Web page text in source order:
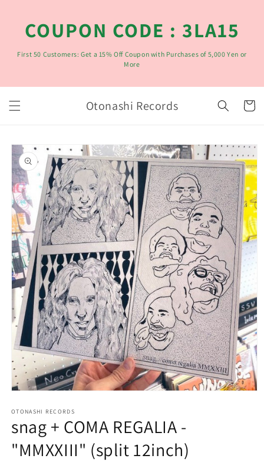
進む
COUPON CODE : 3LA15
First 50 Customers: Get a 15% Off Coupon with Purchases of 5,000 Yen or
More
Otonashi Records
カ
ー
商品情
報にス
キップ
ダ
ル
メ
OTONASHI RECORDS
snag + COMA REGALIA -
"MMXXIII" (split 12inch)